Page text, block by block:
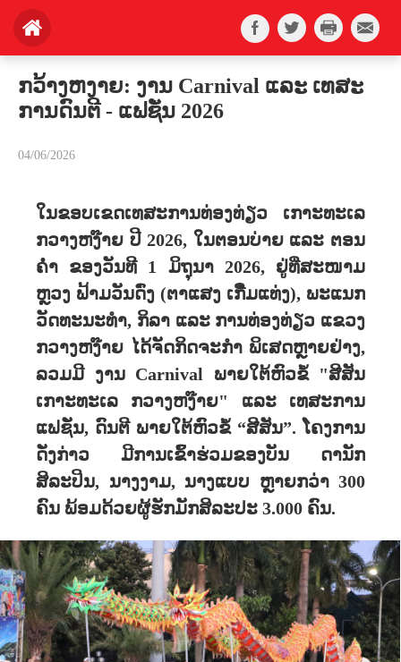
ກວ້າງຫງາຍ: ງານ Carnival ແລະ ເທສະ
ການດົນຕີ - ແຟຊັ່ນ 2026
04/06/2026
ໃນຂອບເຂດເທສະການທ່ອງທ່ຽວ ເກາະທະເລ
ກວາງຫງ໊າຍ ປີ 2026, ໃນຕອນບ່າຍ ແລະ ຕອນ
ຄ່ຳ ຂອງວັນທີ 1 ມິຖຸນາ 2026, ຢູ່ທີ່ສະໜາມ
ຫຼວງ ຟ້າມວັນດົ່ງ (ຕາແສງ ເກີ໋ມແທ່ງ), ພະແນກ
ວັດທະນະທຳ, ກິລາ ແລະ ການທ່ອງທ່ຽວ ແຂວງ
ກວາງຫງ໊າຍ ໄດ້ຈັດກິດຈະກໍາ ພິເສດຫຼາຍຢ່າງ,
ລວມມີ ງານ Carnival ພາຍໃຕ້ຫົວຂໍ້ "ສີສັນ
ເກາະທະເລ ກວາງຫງ໊າຍ" ແລະ ເທສະການ
ແຟຊັ່ນ, ດົນຕີ ພາຍໃຕ້ຫົວຂໍ້ “ສີສັນ”. ໂຄງການ
ດັ່ງກ່າວ ມີການເຂົ້າຮ່ວມຂອງບັນ ດານັກ
ສິລະປິນ, ນາງງາມ, ນາງແບບ ຫຼາຍກວ່າ 300
ຄົນ ພ້ອມດ້ວຍຜູ້ຮັກມັກສິລະປະ 3.000 ຄົນ.